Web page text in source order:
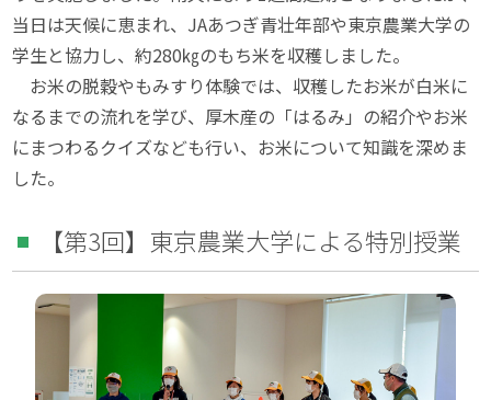
当日は天候に恵まれ、JAあつぎ青壮年部や東京農業大学の
学生と協力し、約280㎏のもち米を収穫しました。
お米の脱穀やもみすり体験では、収穫したお米が白米に
なるまでの流れを学び、厚木産の「はるみ」の紹介やお米
にまつわるクイズなども行い、お米について知識を深めま
した。
【第3回】東京農業大学による特別授業